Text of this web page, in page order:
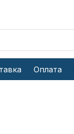
Оплата